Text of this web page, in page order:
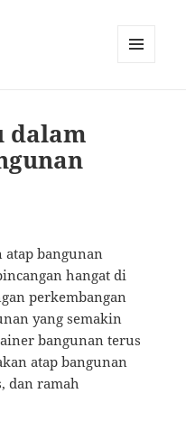
dalam
bangunan
hangat di
perkembangan
yang semakin
bangunan terus
atap bangunan
dan ramah